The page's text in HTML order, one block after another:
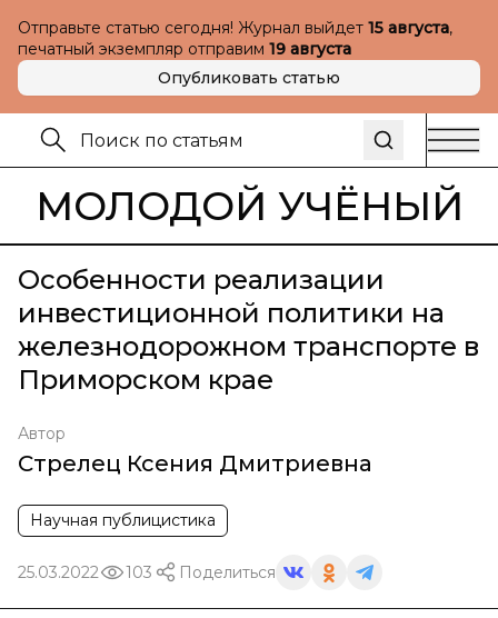
Отправьте статью сегодня! Журнал выйдет 15 августа,
печатный экземпляр отправим 19 августа
Опубликовать статью
МОЛОДОЙ УЧЁНЫЙ
Особенности реализации
инвестиционной политики на
железнодорожном транспорте в
Приморском крае
Автор
Стрелец Ксения Дмитриевна
Научная публицистика
25.03.2022 103 Поделиться